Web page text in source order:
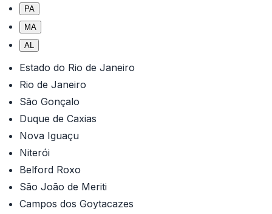
PA
MA
AL
Estado do Rio de Janeiro
Rio de Janeiro
São Gonçalo
Duque de Caxias
Nova Iguaçu
Niterói
Belford Roxo
São João de Meriti
Campos dos Goytacazes